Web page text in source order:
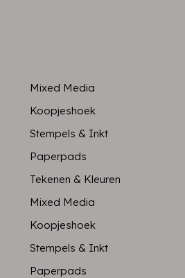
Mixed Media
Koopjeshoek
Stempels & Inkt
Paperpads
Tekenen & Kleuren
Mixed Media
Koopjeshoek
Stempels & Inkt
Paperpads